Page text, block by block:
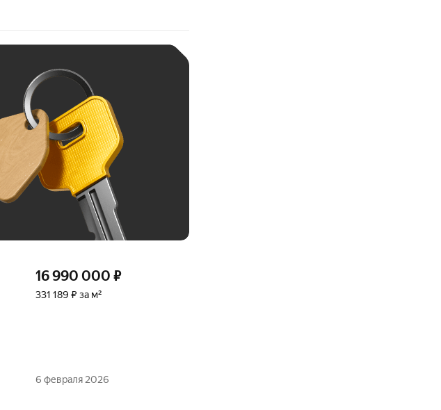
16 990 000 ₽
331 189 ₽ за м²
6 февраля 2026